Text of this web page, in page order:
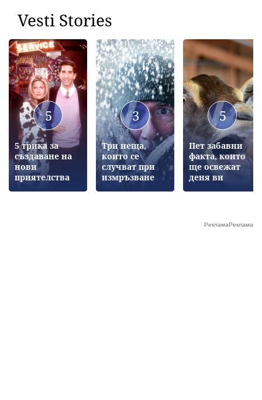
Vesti Stories
5
5 трика за
създаване на
нови
приятелства
3
Три неща,
които се
случват при
измръзване
5
Пет забавни
факта, които
ще освежат
деня ви